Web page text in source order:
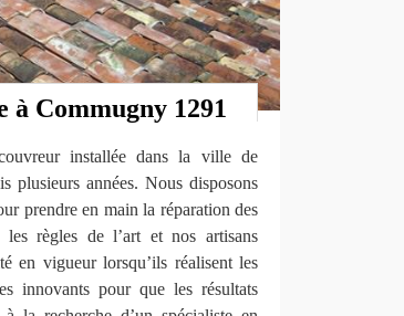
Commugny 1291
installée dans la ville de
plusieurs années. Nous disposons
prendre en main la réparation des
règles de l’art et nos artisans
en vigueur lorsqu’ils réalisent les
innovants pour que les résultats